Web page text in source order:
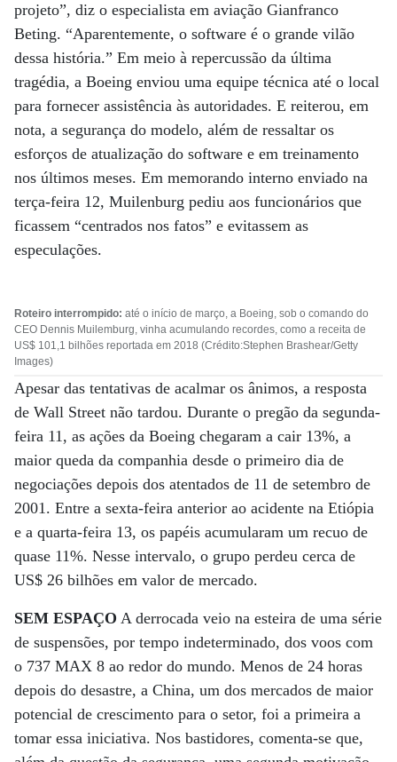
projeto”, diz o especialista em aviação Gianfranco
Beting. “Aparentemente, o software é o grande vilão
dessa história.” Em meio à repercussão da última
tragédia, a Boeing enviou uma equipe técnica até o local
para fornecer assistência às autoridades. E reiterou, em
nota, a segurança do modelo, além de ressaltar os
esforços de atualização do software e em treinamento
nos últimos meses. Em memorando interno enviado na
terça-feira 12, Muilenburg pediu aos funcionários que
ficassem “centrados nos fatos” e evitassem as
especulações.
Roteiro interrompido: até o início de março, a Boeing, sob o comando do
CEO Dennis Muilemburg, vinha acumulando recordes, como a receita de
US$ 101,1 bilhões reportada em 2018 (Crédito:Stephen Brashear/Getty
Images)
Apesar das tentativas de acalmar os ânimos, a resposta
de Wall Street não tardou. Durante o pregão da segunda-
feira 11, as ações da Boeing chegaram a cair 13%, a
maior queda da companhia desde o primeiro dia de
negociações depois dos atentados de 11 de setembro de
2001. Entre a sexta-feira anterior ao acidente na Etiópia
e a quarta-feira 13, os papéis acumularam um recuo de
quase 11%. Nesse intervalo, o grupo perdeu cerca de
US$ 26 bilhões em valor de mercado.
SEM ESPAÇO A derrocada veio na esteira de uma série
de suspensões, por tempo indeterminado, dos voos com
o 737 MAX 8 ao redor do mundo. Menos de 24 horas
depois do desastre, a China, um dos mercados de maior
potencial de crescimento para o setor, foi a primeira a
tomar essa iniciativa. Nos bastidores, comenta-se que,